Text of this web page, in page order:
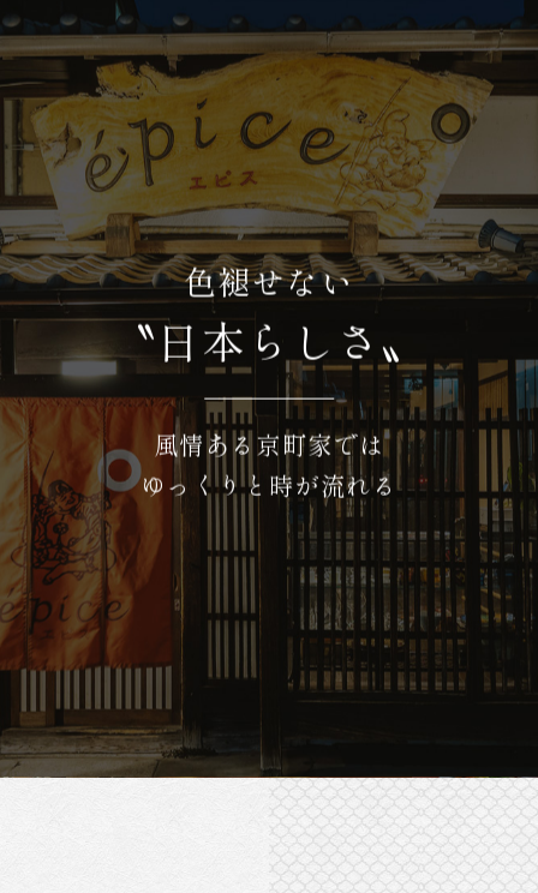
色褪せない
〝日本らしさ〟
風情ある京町家では
ゆっくりと時が流れる